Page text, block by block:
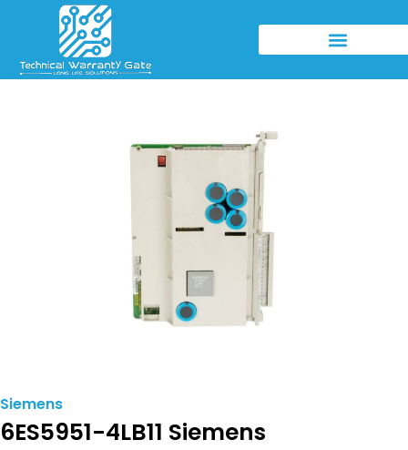
Siemens
6ES5951-4LB11 Siemens